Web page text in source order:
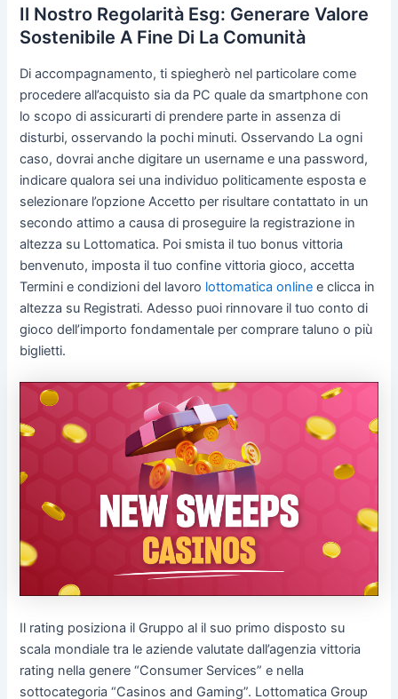
Il Nostro Regolarità Esg: Generare Valore
Sostenibile A Fine Di La Comunità
Di accompagnamento, ti spiegherò nel particolare come
procedere all’acquisto sia da PC quale da smartphone con
lo scopo di assicurarti di prendere parte in assenza di
disturbi, osservando la pochi minuti. Osservando La ogni
caso, dovrai anche digitare un username e una password,
indicare qualora sei una individuo politicamente esposta e
selezionare l’opzione Accetto per risultare contattato in un
secondo attimo a causa di proseguire la registrazione in
altezza su Lottomatica. Poi smista il tuo bonus vittoria
benvenuto, imposta il tuo confine vittoria gioco, accetta
Termini e condizioni del lavoro lottomatica online e clicca in
altezza su Registrati. Adesso puoi rinnovare il tuo conto di
gioco dell’importo fondamentale per comprare taluno o più
biglietti.
Il rating posiziona il Gruppo al il suo primo disposto su
scala mondiale tra le aziende valutate dall’agenzia vittoria
rating nella genere “Consumer Services” e nella
sottocategoria “Casinos and Gaming”. Lottomatica Group